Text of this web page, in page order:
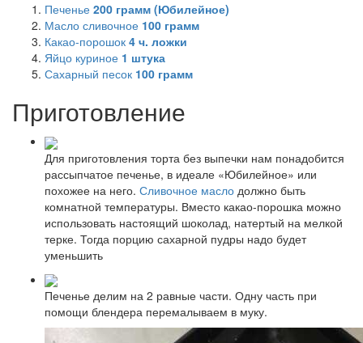
Печенье 200 грамм (Юбилейное)
Масло сливочное 100 грамм
Какао-порошок 4 ч. ложки
Яйцо куриное 1 штука
Сахарный песок 100 грамм
Приготовление
Для приготовления торта без выпечки нам понадобится
рассыпчатое печенье, в идеале «Юбилейное» или
похожее на него. Сливочное масло должно быть
комнатной температуры. Вместо какао-порошка можно
использовать настоящий шоколад, натертый на мелкой
терке. Тогда порцию сахарной пудры надо будет
уменьшить
Печенье делим на 2 равные части. Одну часть при
помощи блендера перемалываем в муку.